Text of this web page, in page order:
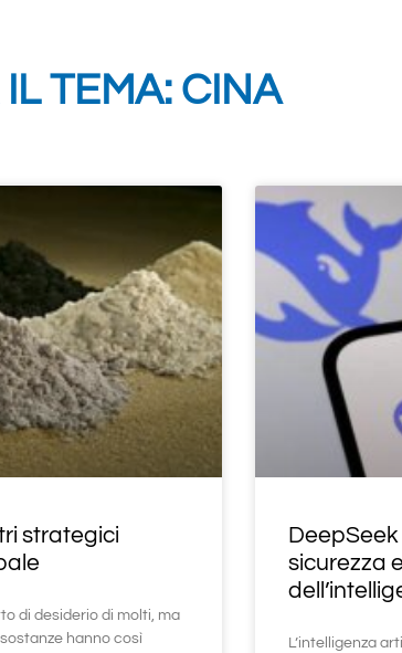
TEMA: CINA
strategici
di desiderio di molti, ma
hanno così
sicurezza
L’intelligenza